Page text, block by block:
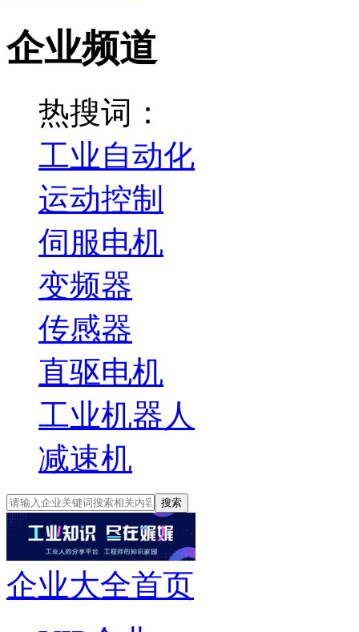
企业频道
热搜词：
工业自动化
运动控制
伺服电机
变频器
传感器
直驱电机
工业机器人
减速机
搜索
企业大全首页